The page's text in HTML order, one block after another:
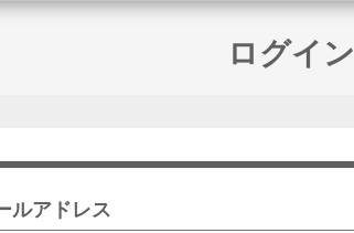
ログイン
ルアドレス